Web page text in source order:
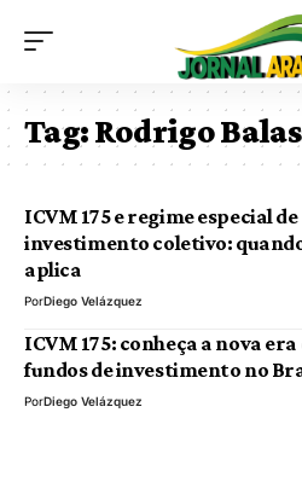
Tag:Rodrigo
ICVM 175 e regime especial de
investimento coletivo:
aplica
PorDiego Velázquez
ICVM 175: conheça a nova era
fundos de investimento no
PorDiego Velázquez